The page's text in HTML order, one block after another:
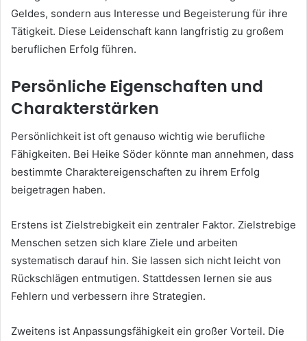
Geldes, sondern aus Interesse und Begeisterung für ihre
Tätigkeit. Diese Leidenschaft kann langfristig zu großem
beruflichen Erfolg führen.
Persönliche Eigenschaften und
Charakterstärken
Persönlichkeit ist oft genauso wichtig wie berufliche
Fähigkeiten. Bei Heike Söder könnte man annehmen, dass
bestimmte Charaktereigenschaften zu ihrem Erfolg
beigetragen haben.
Erstens ist Zielstrebigkeit ein zentraler Faktor. Zielstrebige
Menschen setzen sich klare Ziele und arbeiten
systematisch darauf hin. Sie lassen sich nicht leicht von
Rückschlägen entmutigen. Stattdessen lernen sie aus
Fehlern und verbessern ihre Strategien.
Zweitens ist Anpassungsfähigkeit ein großer Vorteil. Die